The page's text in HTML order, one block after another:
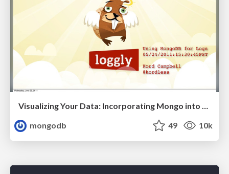
mongodb
49 10k